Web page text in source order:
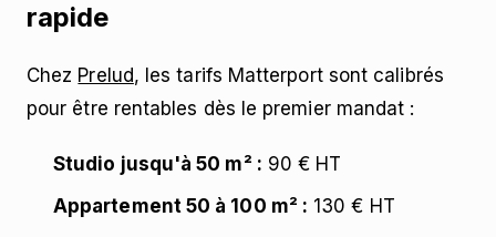
rapide
Chez Prelud, les tarifs Matterport sont calibrés
pour être rentables dès le premier mandat :
Studio jusqu'à 50 m² : 90 € HT
Appartement 50 à 100 m² : 130 € HT